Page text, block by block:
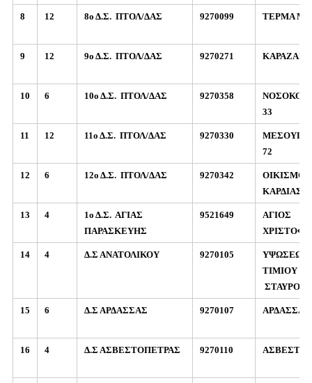
8 12 8ο Δ.Σ. ΠΤΟΛ/ΔΑΣ 9270099 ΤΕΡΜΑ Μ.
9 12 9ο Δ.Σ. ΠΤΟΛ/ΔΑΣ 9270271
10 6 10ο Δ.Σ. ΠΤΟΛ/ΔΑΣ 9270358
33
11 12 11ο Δ.Σ. ΠΤΟΛ/ΔΑΣ 9270330
72
12 6 12ο Δ.Σ. ΠΤΟΛ/ΔΑΣ 9270342
ΟΙΚΙΣΜΟΣ
ΚΑΡΔΙΑΣ
13 4 1ο Δ.Σ. ΑΓΙΑΣ
ΠΑΡΑΣΚΕΥΗΣ
9521649
ΑΓΙΟΣ
14 4 Δ.Σ ΑΝΑΤΟΛΙΚΟΥ 9270105
ΥΨΩΣΕΩΣ
ΤΙΜΙΟΥ
ΣΤΑΥΡΟΥ
15 6 Δ.Σ ΑΡΔΑΣΣΑΣ 9270107 ΑΡΔΑΣΣΑ
16 4 Δ.Σ ΑΣΒΕΣΤΟΠΕΤΡΑΣ 9270110